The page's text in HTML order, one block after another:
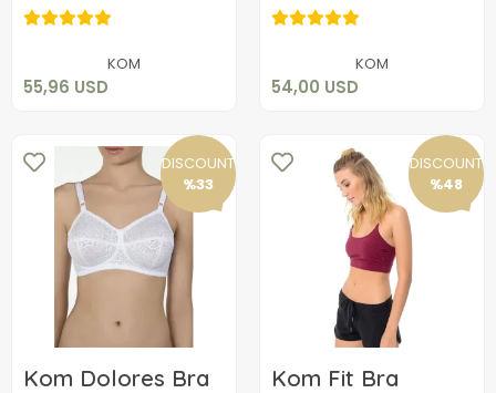
KOM
55,96 USD
55,96 USD
KOM
54,00 USD
54,00 USD
DISCOUNT
%33
Kom Dolores Bra
DISCOUNT
%48
Kom Fit Bra